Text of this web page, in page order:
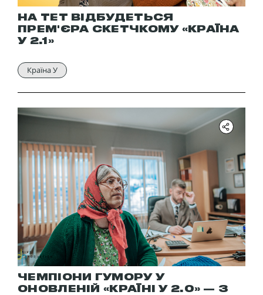
НА ТЕТ ВІДБУДЕТЬСЯ
ПРЕМ'ЄРА СКЕТЧКОМУ «КРАЇНА
У 2.1»
Країна У
ЧЕМПІОНИ ГУМОРУ У
ОНОВЛЕНІЙ «КРАЇНІ У 2.0» — З